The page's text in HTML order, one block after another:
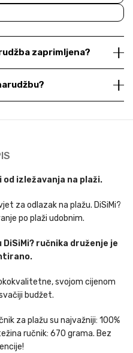
zaprimljena?
od izležavanja na plaži.
za odlazak na plažu. DiSiMi?
po plaži udobnim.
ručnika druženje je
svojom cijenom
budžet.
za plažu su najvažniji: 100%
ručnik: 670 grama. Bez